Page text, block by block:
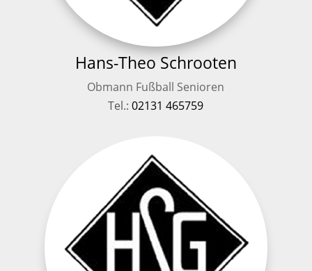
Hans-Theo Schrooten
Obmann Fußball Senioren
Tel.:02131 465759